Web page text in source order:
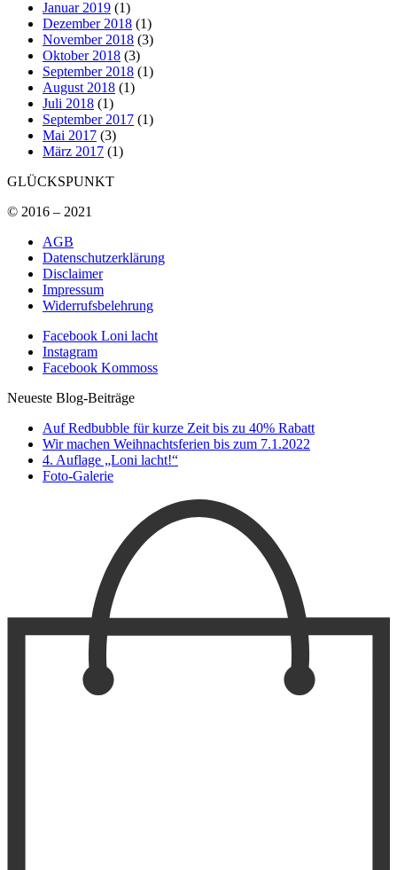
Januar 2019 (1)
Dezember 2018 (1)
November 2018 (3)
Oktober 2018 (3)
September 2018 (1)
August 2018 (1)
Juli 2018 (1)
September 2017 (1)
Mai 2017 (3)
März 2017 (1)
GLÜCKSPUNKT
© 2016 – 2021
AGB
Datenschutzerklärung
Disclaimer
Impressum
Widerrufsbelehrung
Facebook Loni lacht
Instagram
Facebook Kommoss
Neueste Blog-Beiträge
Auf Redbubble für kurze Zeit bis zu 40% Rabatt
Wir machen Weihnachtsferien bis zum 7.1.2022
4. Auflage „Loni lacht!“
Foto-Galerie